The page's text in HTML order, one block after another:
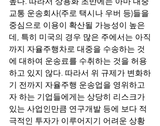
교통 운송회사(주로 택시나 우버 등)들을
중심으로 이용이 확산될 가능성이 높은
데, 특히 미국의 경우 많은 주에서는 아직
까지 자율주행차로 대중을 수송하는 것
에 대하여 운송료를 수취하는 것을 허용
하고 있지 않다. 따라서 위 규제가 변화하
기 전까지 자율주행 운송업을 영위하고
자 하는 기업들에게는 상당히 리스크가
있는 사업인만큼 연구개발 등에 보다 적
극적인 투자가 이루어지기 어려운 상황